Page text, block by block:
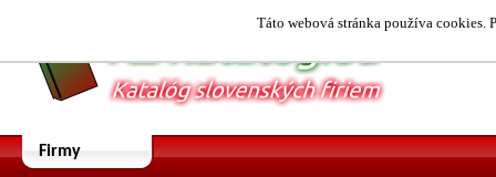
Táto webová stránka používa cookies.
Firmy